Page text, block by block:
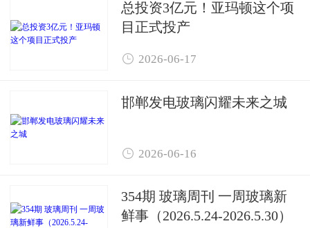
总投资3亿元！亚玛顿这个项
目正式投产
 2026-06-17
邯郸发电玻璃闪耀未来之城
 2026-06-16
354期 玻璃周刊 一周玻璃新
鲜事（2026.5.24-2026.5.30）